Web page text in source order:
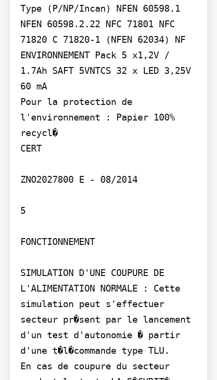
Type (P/NP/Incan) NFEN 60598.1
NFEN 60598.2.22 NFC 71801 NFC
71820 C 71820-1 (NFEN 62034) NF
ENVIRONNEMENT Pack 5 x1,2V /
1.7Ah SAFT 5VNTCS 32 x LED 3,25V
60 mA
Pour la protection de
l'environnement : Papier 100%
recycl�
CERT
ZNO2027800 E - 08/2014
5
FONCTIONNEMENT
SIMULATION D'UNE COUPURE DE
L'ALIMENTATION NORMALE : Cette
simulation peut s'effectuer
secteur pr�sent par le lancement
d'un test d'autonomie � partir
d'une t�l�commande type TLU.
En cas de coupure du secteur